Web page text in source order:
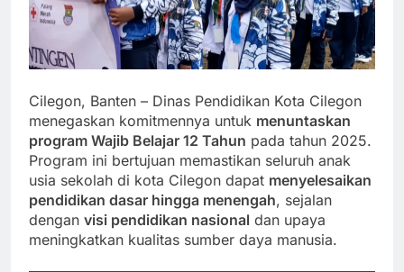
Cilegon, Banten – Dinas Pendidikan Kota Cilegon
menegaskan komitmennya untuk menuntaskan
program Wajib Belajar 12 Tahun pada tahun 2025.
Program ini bertujuan memastikan seluruh anak
usia sekolah di kota Cilegon dapat menyelesaikan
pendidikan dasar hingga menengah, sejalan
dengan visi pendidikan nasional dan upaya
meningkatkan kualitas sumber daya manusia.